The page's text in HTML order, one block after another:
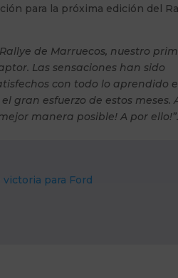
para la próxima edición del
de Marruecos, nuestro
Las sensaciones han sido
con todo lo aprendido
gran esfuerzo de estos meses.
manera posible! A por ello!”.
para Ford